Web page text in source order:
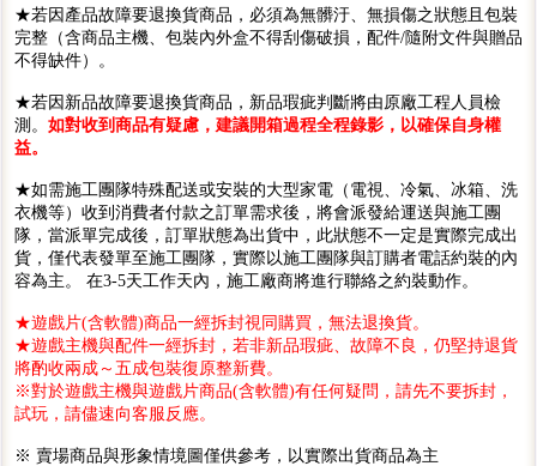
★若因產品故障要退換貨商品，必須為無髒汙、無損傷之狀態且包裝
完整（含商品主機、包裝內外盒不得刮傷破損，配件/隨附文件與贈品
不得缺件）。
★若因新品故障要退換貨商品，新品瑕疵判斷將由原廠工程人員檢
測。 如對收到商品有疑慮，建議開箱過程全程錄影，以確保自身權
益。
★如需施工團隊特殊配送或安裝的大型家電（電視、冷氣、冰箱、洗
衣機等）收到消費者付款之訂單需求後，將會派發給運送與施工團
隊，當派單完成後，訂單狀態為出貨中，此狀態不一定是實際完成出
貨，僅代表發單至施工團隊，實際以施工團隊與訂購者電話約裝的內
容為主。 在3-5天工作天內，施工廠商將進行聯絡之約裝動作。
★遊戲片(含軟體)商品一經拆封視同購買，無法退換貨。
★遊戲主機與配件一經拆封，若非新品瑕疵、故障不良，仍堅持退貨
將酌收兩成～五成包裝復原整新費。
※對於遊戲主機與遊戲片商品(含軟體)有任何疑問，請先不要拆封，
試玩，請儘速向客服反應。
※ 賣場商品與形象情境圖僅供參考，以實際出貨商品為主